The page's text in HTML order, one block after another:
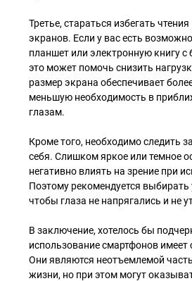
Третье, стараться избегать
экранов. Если у вас есть
планшет или электронную книгу
это может помочь снизить
размер экрана обеспечивает
меньшую необходимость в
глазам.
Кроме того, необходимо следить
себя. Слишком яркое или темное
негативно влиять на зрение при
Поэтому рекомендуется
чтобы глаза не напрягались и не
В заключение, хотелось бы
использование смартфонов
Они являются неотъемлемой
жизни, но при этом могут